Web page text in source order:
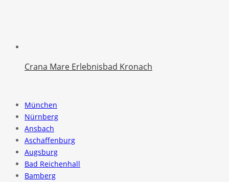
Crana Mare Erlebnisbad Kronach
München
Nürnberg
Ansbach
Aschaffenburg
Augsburg
Bad Reichenhall
Bamberg